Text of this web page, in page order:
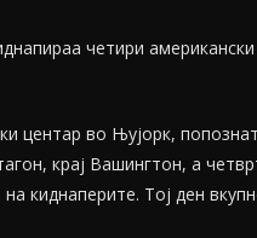
четири
центар во Њујорк,
крај Вашингтон, а
киднаперите. Тој ден